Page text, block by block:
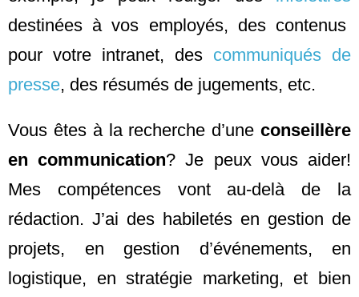
destinées à vos employés, des contenus
pour votre intranet, des communiqués de
presse, des résumés de jugements, etc.
Vous êtes à la recherche d’une conseillère
en communication? Je peux vous aider!
Mes compétences vont au-delà de la
rédaction. J’ai des habiletés en gestion de
projets, en gestion d’événements, en
logistique, en stratégie marketing, et bien